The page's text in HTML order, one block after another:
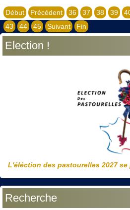
Début Précédent 36 37 38 39
43
44 45 Suivant Fin
Election !
L'éléction des pastourelles 2027
Recherche